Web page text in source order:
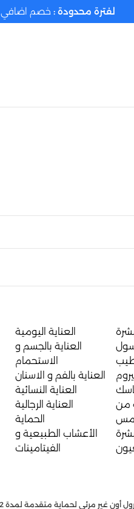
من
العناية اليومية
العناية بالجسم و
الاستحمام
العناية بالفم و الاسنان
العناية النسائية
العناية الرجالية
الحماية
الأعشاب الطبيعية و
الفيتامينات
مرئي لحماية متقدمة لمدة 72 ساعة للرجال | 50 مل
لفترة محدودة : خصم اضافي 10% علي اول اوردر ليك بكوبون